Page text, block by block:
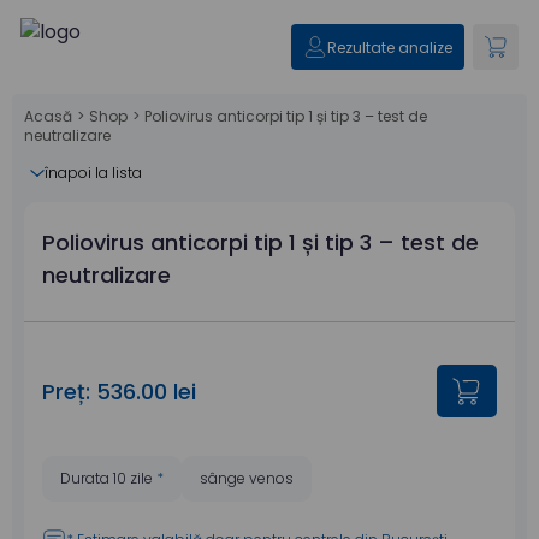
Rezultate analize
Acasă > Shop > Poliovirus anticorpi tip 1 și tip 3 – test de
neutralizare
înapoi la lista
Poliovirus anticorpi tip 1 și tip 3 – test de
neutralizare
Preț: 536.00 lei
Durata 10 zile * sânge venos